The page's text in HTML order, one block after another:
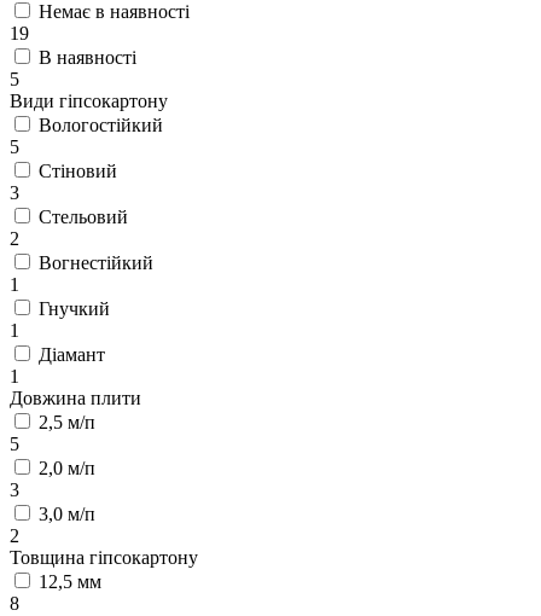
Немає в наявності
19
В наявності
5
Види гіпсокартону
Вологостійкий
5
Стіновий
3
Стельовий
2
Вогнестійкий
1
Гнучкий
1
Діамант
1
Довжина плити
2,5 м/п
5
2,0 м/п
3
3,0 м/п
2
Товщина гіпсокартону
12,5 мм
8